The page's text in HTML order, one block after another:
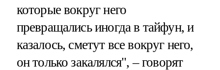
которые вокруг него
превращались иногда в тайфун, и
казалось, сметут все вокруг него,
он только закалялся", – говорят